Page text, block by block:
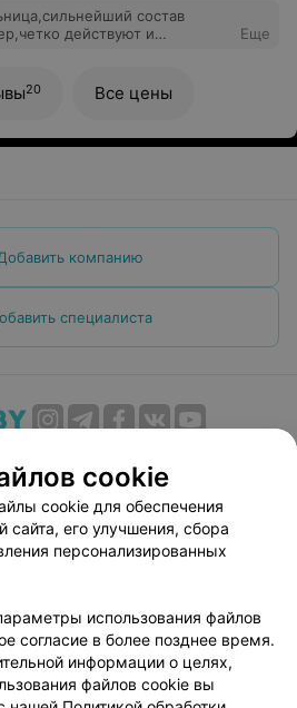
состав
действуют и
дела!и инфекционному
отношение!Попали
нас быстро поставили на
Еще
20 Все цены
компанию
специалиста
Публичный договор
Способы оплаты
Партнеры
руководителю 103.by
настройки cookie
персональных данных
cookie
cookie для обеспечения
сайта, его улучшения, сбора
персонализированных
использования файлов
согласие в более позднее время.
информации о целях,
файлов cookie вы